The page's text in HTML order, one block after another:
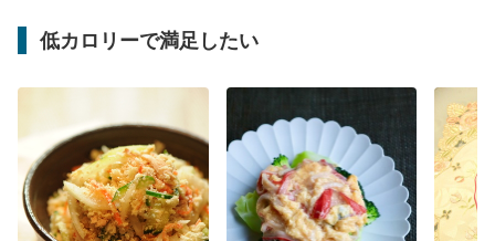
低カロリーで満足したい